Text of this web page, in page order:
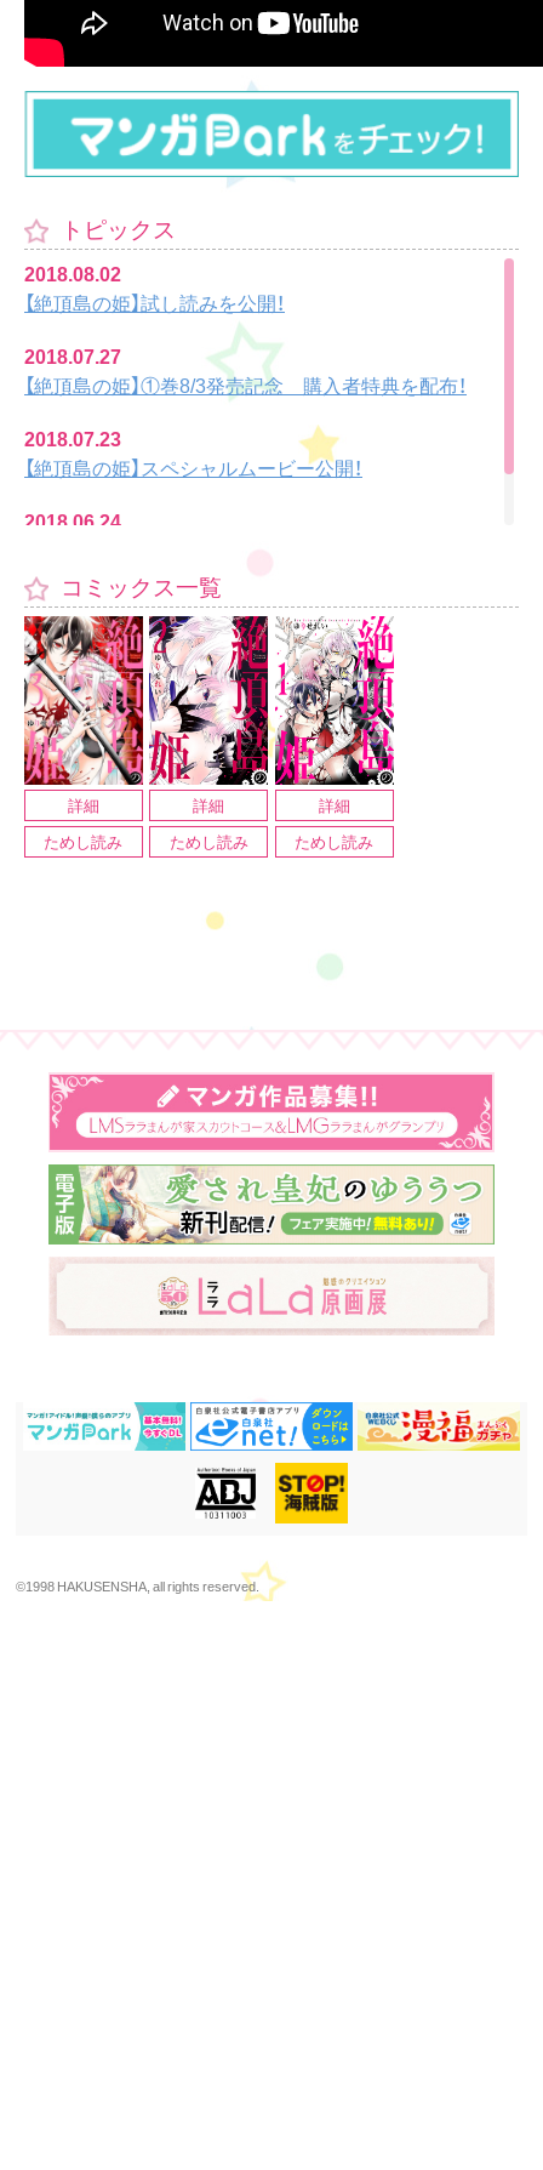
トピックス
2018.08.02
【絶頂島の姫】試し読みを公開！
2018.07.27
【絶頂島の姫】①巻8/3発売記念 購入者特典を配布！
2018.07.23
【絶頂島の姫】スペシャルムービー公開！
2018.06.24
コミックス一覧
詳細
ためし読み
詳細
ためし読み
詳細
ためし読み
©1998 HAKUSENSHA, all rights reserved.